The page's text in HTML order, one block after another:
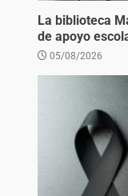
La biblioteca
de apoyo
05/08/2026